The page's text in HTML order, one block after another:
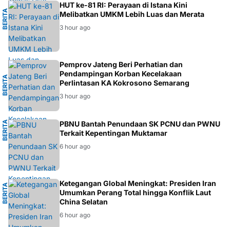
B
E
R
I
T
A
E
K
O
N
O
MI
HUT ke-81 RI: Perayaan di Istana Kini
Melibatkan UMKM Lebih Luas dan Merata
3 hour ago
B
E
R
I
T
A
S
E
M
A
R
A
NG
Pemprov Jateng Beri Perhatian dan
Pendampingan Korban Kecelakaan
Perlintasan KA Kokrosono Semarang
3 hour ago
B
E
R
I
T
A
NU
PBNU Bantah Penundaan SK PCNU dan PWNU
Terkait Kepentingan Muktamar
6 hour ago
B
E
R
I
T
A
G
L
O
B
AL
Ketegangan Global Meningkat: Presiden Iran
Umumkan Perang Total hingga Konflik Laut
China Selatan
6 hour ago